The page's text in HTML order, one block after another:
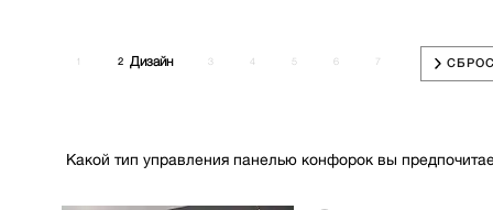
1 2 Дизайн 3 4 5 6 7
Какой тип управления панелью конфорок вы